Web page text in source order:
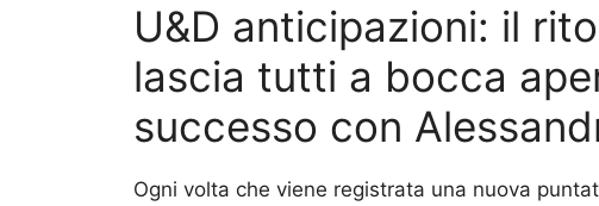
U&D anticipazioni: il
lascia tutti a bocca
successo con
Ogni volta che viene registrata una nuova